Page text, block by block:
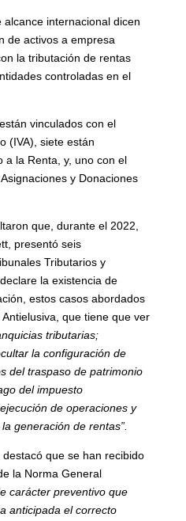
internacional dicen
de activos a empresa
la tributación de rentas
controladas en el
vinculados con el
(IVA), siete están
a la Renta, y, uno con el
y Donaciones
que, durante el 2022,
presentó seis
Tributarios y
la existencia de
estos casos abordados
que tiene que ver
tributarias;
la configuración de
del traspaso de patrimonio
del impuesto
de operaciones y
generación de rentas”.
que se han recibido
la Norma General
carácter preventivo que
anticipada el correcto